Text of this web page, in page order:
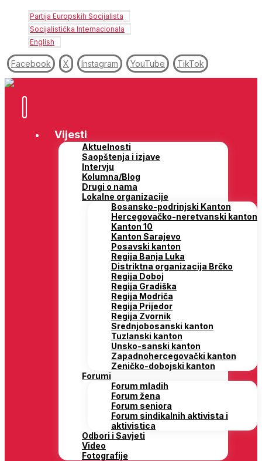
Partija Europskih Socijalista
Socijalistička Internacionala
English
Facebook X Instagram YouTube TikTok
Vijesti
Aktuelnosti
Saopštenja i izjave
Intervju
Kolumna/Blog
Drugi o nama
Lokalne organizacije
Bosansko-podrinjski Kanton
Hercegovačko-neretvanski kanton
Kanton 10
Kanton Sarajevo
Posavski kanton
Regija Banja Luka
Distriktna organizacija Brčko
Regija Doboj
Regija Gradiška
Regija Modriča
Regija Prijedor
Regija Zvornik
Srednjobosanski kanton
Tuzlanski kanton
Unsko-sanski kanton
Zapadnohercegovački kanton
Zeničko-dobojski kanton
Forumi
Forum mladih
Forum žena
Forum seniora
Forum sindikalnih aktivista i
aktivistica
Odbori i Savjeti
Video
Fotografije